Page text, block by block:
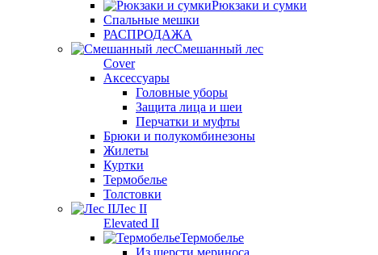
Рюкзаки и сумки
Спальные мешки
РАСПРОДАЖА
Смешанный лес
Cover
Аксессуары
Головные уборы
Защита лица и шеи
Перчатки и муфты
Брюки и полукомбинезоны
Жилеты
Куртки
Термобелье
Толстовки
Лес II
Elevated II
Термобелье
Из шерсти мериноса